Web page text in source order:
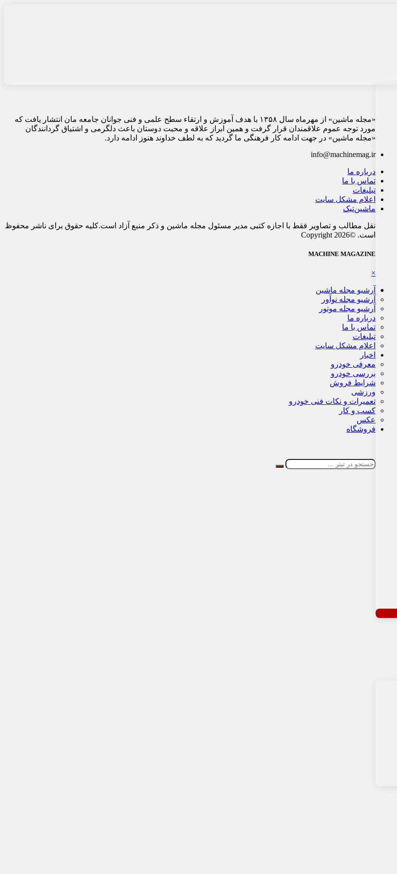
«مجله ماشین» از مهرماه سال ۱۳۵۸ با هدف آموزش و ارتقاء سطح علمی و فنی جوانان جامعه مان انتشار یافت که
مورد توجه عموم علاقمندان قرار گرفت و همین ابراز علاقه و محبت دوستان باعث دلگرمی و اشتیاق گردانندگان
«مجله ماشین» در جهت ادامه کار فرهنگی ما گردید که به لطف خداوند هنوز ادامه دارد.
info@machinemag.ir
درباره ما
تماس با ما
تبلیغات
اعلام مشکل سایت
ماشین‌تیک
نقل مطالب و تصاویر فقط با اجازه کتبی مدیر مسئول مجله ماشین و ذکر منبع آزاد است.کلیه حقوق برای ناشر محفوظ
است. ©Copyright 2026
MACHINE MAGAZINE
×
آرشیو مجله ماشین
آرشیو مجله نوآور
آرشیو مجله موتور
درباره ما
تماس با ما
تبلیغات
اعلام مشکل سایت
اخبار
معرفی خودرو
بررسی خودرو
شرایط فروش
ورزشی
تعمیرات و نکات فنی خودرو
کسب و کار
عکس
فروشگاه